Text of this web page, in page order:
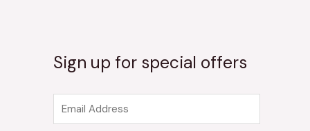
Sign up for special offers
m